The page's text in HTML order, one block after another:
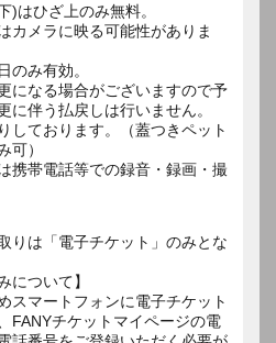
はひざ上のみ無料。
カメラに映る可能性がありま
のみ有効。
になる場合がございますので予
に伴う払戻しは行いません。
しております。（蓋つきペット
可）
携帯電話等での録音・録画・撮
りは「電子チケット」のみとな
について】
スマートフォンに電子チケット
FANYチケットマイページの電